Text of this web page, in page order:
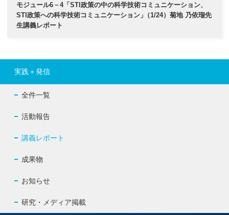
モジュール6－4「STI政策の中の科学技術コミュニケーション、
STI政策への科学技術コミュニケーション」 （1/24）菊地 乃依瑠先
生講義レポート
実践＋発信
全件一覧
活動報告
講義レポート
成果物
お知らせ
研究・メディア掲載